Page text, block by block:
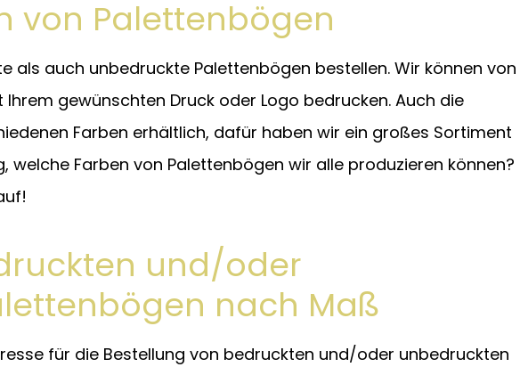
von Palettenbögen
als auch unbedruckte Palettenbögen bestellen. Wir können von
gewünschten Druck oder Logo bedrucken. Auch die
Farben erhältlich, dafür haben wir ein großes Sortiment
welche Farben von Palettenbögen wir alle produzieren können?
und/oder
nach Maß
für die Bestellung von bedruckten und/oder unbedruckten